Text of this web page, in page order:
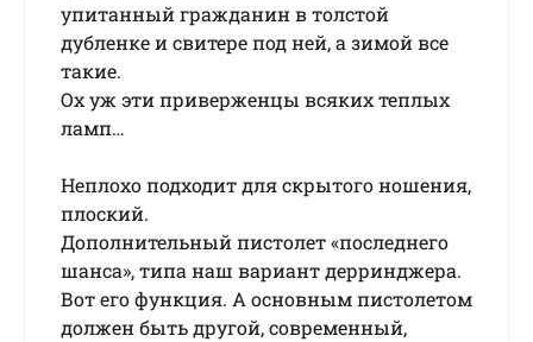
упитанный гражданин в толстой
дубленке и свитере под ней, а зимой все
такие.
Ох уж эти приверженцы всяких теплых
ламп…
Неплохо подходит для скрытого ношения,
плоский.
Дополнительный пистолет «последнего
шанса», типа наш вариант дерринджера.
Вот его функция. А основным пистолетом
должен быть другой, современный,